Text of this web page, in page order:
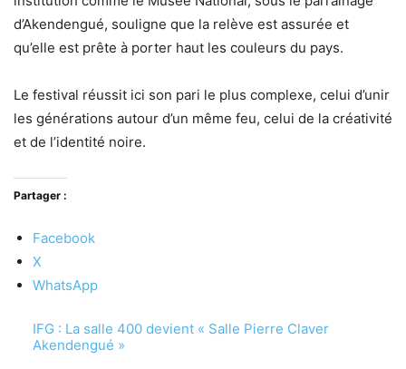
d’Akendengué, souligne que la relève est assurée et
qu’elle est prête à porter haut les couleurs du pays.
Le festival réussit ici son pari le plus complexe, celui d’unir
les générations autour d’un même feu, celui de la créativité
et de l’identité noire.
Partager :
Facebook
X
WhatsApp
IFG : La salle 400 devient « Salle Pierre Claver
Akendengué »